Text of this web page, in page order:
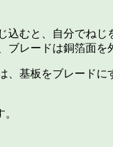
むと、自分でねじ
レードは銅箔面を
基板をブレードに